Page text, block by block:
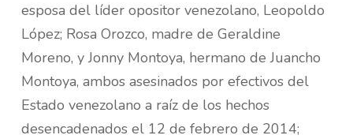
esposa del líder opositor venezolano, Leopoldo
López; Rosa Orozco, madre de Geraldine
Moreno, y Jonny Montoya, hermano de Juancho
Montoya, ambos asesinados por efectivos del
Estado venezolano a raíz de los hechos
desencadenados el 12 de febrero de 2014;